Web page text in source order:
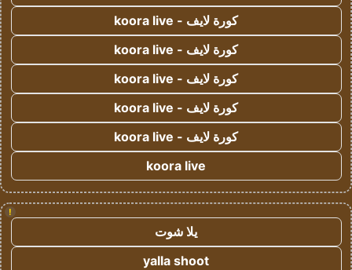
كورة لايف - koora live
كورة لايف - koora live
كورة لايف - koora live
كورة لايف - koora live
كورة لايف - koora live
koora live
!
يلا شوت
yalla shoot